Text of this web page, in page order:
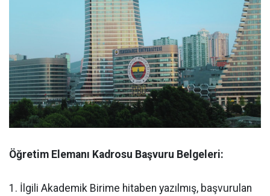
Öğretim Elemanı Kadrosu Başvuru Belgeleri:
1. İlgili Akademik Birime hitaben yazılmış, başvurulan